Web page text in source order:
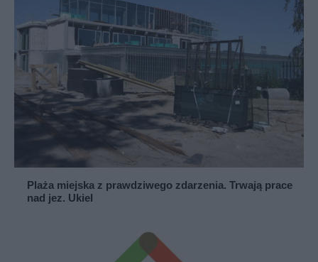
Plaża miejska z prawdziwego zdarzenia. Trwają prace
nad jez. Ukiel